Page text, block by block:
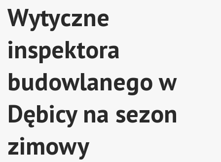
Wytyczne
inspektora
budowlanego w
Dębicy na sezon
zimowy